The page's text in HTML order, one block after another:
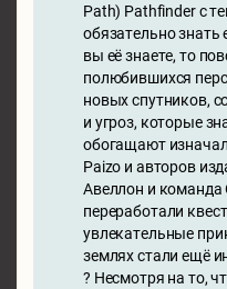
Path) Pathfinder с
обязательно знать
вы её знаете, то
полюбившихся
новых спутников,
и угроз, которые
обогащают
Paizo и авторов
Авеллон и
переработали
увлекательные
землях стали ещё
? Несмотря на то,